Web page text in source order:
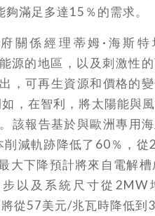
滿足多達15％的需求。
關係經理蒂姆·海斯特
源的地區，以及刺激性
，可再生資源和價格的
，在智利，將太陽能與
該報告基於與歐洲專用
減軌跡降低了60％，從
大下降預計將來自電解槽
以及系統尺寸從2MW
從57美元/兆瓦時降低到